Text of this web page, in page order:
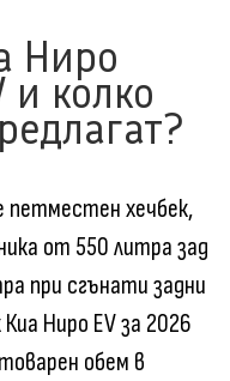
Ниро
и колко
петместен хечбек,
от 550 литра зад
при сгънати задни
Ниро EV за 2026
обем в